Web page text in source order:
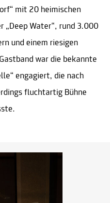
mit 20 heimischen
„Deep Water“, rund 3.000
und einem riesigen
war die bekannte
engagiert, die nach
fluchtartig Bühne